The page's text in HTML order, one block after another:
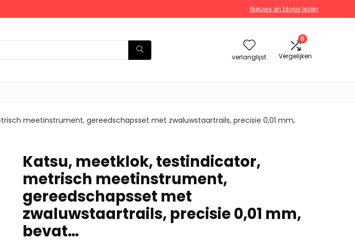
Nieuws en blogs lezen
verlanglijst
0
Vergelijken
meetinstrument, gereedschapsset met zwaluwstaartrails, precisie 0,01 mm,
Katsu, meetklok, testindicator,
metrisch meetinstrument,
gereedschapsset met
zwaluwstaartrails, precisie 0,01 mm,
bevat…